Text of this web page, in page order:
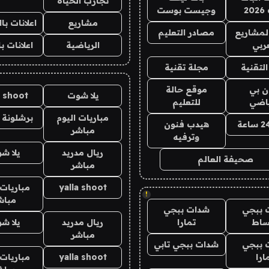
وجيست بوست
مصادر التعليم
مجلة تقنية
بي
موقع حالة
للتعليم
هيدب فنون
وترفيه
صحيفة العالم
!
ببجي
شدات ببجي
تمارا
ببجي
شدات ببجي تابي
مشاريع اعلانات
الرياضية اعلانات
يلا شوت shoot
مباريات اليوم
مباشر
ريال مدريد
مباشر
يلا
yalla shoot
ريال مدريد
مباشر
يلا
yalla shoot